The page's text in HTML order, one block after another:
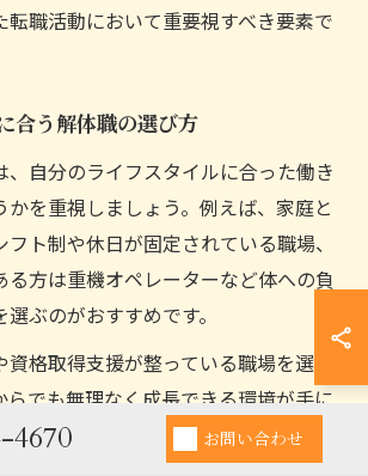
転職活動において重要視すべき要素で
合う解体職の選び方
、自分のライフスタイルに合った働き
かを重視しましょう。例えば、家庭と
ト制や休日が固定されている職場、
る方は重機オペレーターなど体への負
ぶのがおすすめです。
格取得支援が整っている職場を選ぶ
らでも無理なく成長できる環境が手に
内にはこうした条件を満たす解体業者
め、求人情報をじっくり比較検討する
4670 お問い合わせ